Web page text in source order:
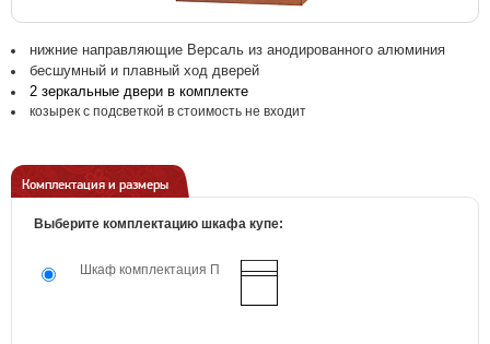
нижние направляющие Версаль из анодированного алюминия
бесшумный и плавный ход дверей
2 зеркальные двери в комплекте
козырек с подсветкой в стоимость не входит
Комплектация и размеры
Выберите комплектацию шкафа купе:
Шкаф комплектация П